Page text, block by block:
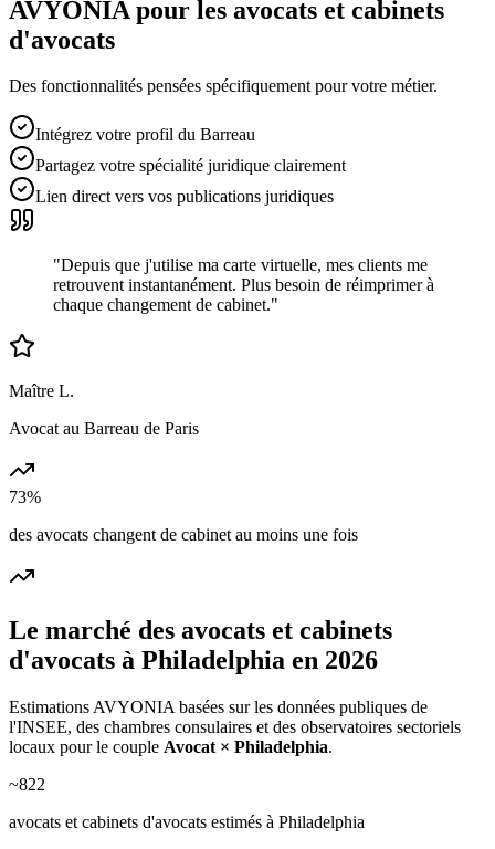
AVYONIA pour les avocats et cabinets
d'avocats
Des fonctionnalités pensées spécifiquement pour votre métier.
Intégrez votre profil du Barreau
Partagez votre spécialité juridique clairement
Lien direct vers vos publications juridiques
"Depuis que j'utilise ma carte virtuelle, mes clients me
retrouvent instantanément. Plus besoin de réimprimer à
chaque changement de cabinet."
Maître L.
Avocat au Barreau de Paris
73%
des avocats changent de cabinet au moins une fois
Le marché des avocats et cabinets
d'avocats à Philadelphia en 2026
Estimations AVYONIA basées sur les données publiques de
l'INSEE, des chambres consulaires et des observatoires sectoriels
locaux pour le couple Avocat × Philadelphia.
~822
avocats et cabinets d'avocats estimés à Philadelphia